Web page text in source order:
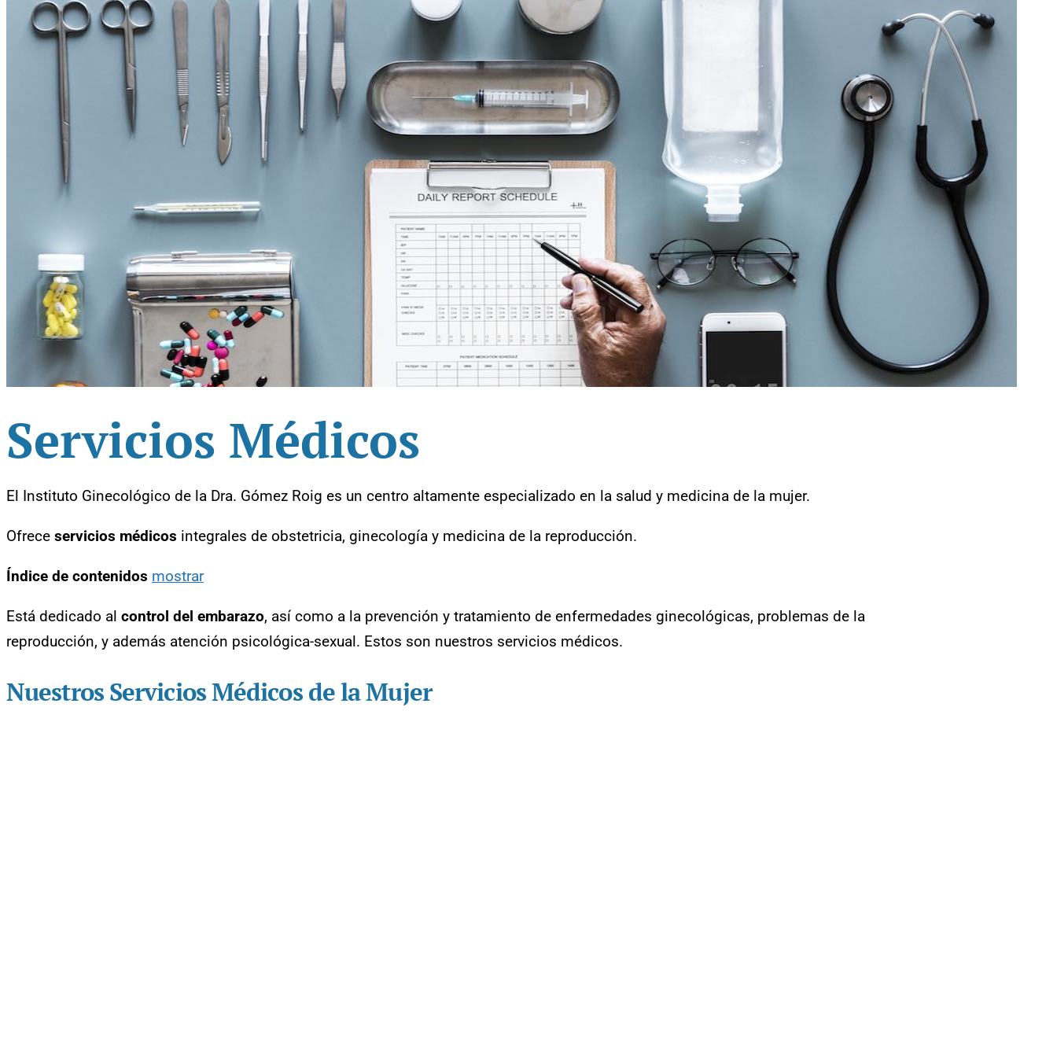
Servicios Médicos
El Instituto Ginecológico de la Dra. Gómez Roig es un centro altamente especializado en la salud y medicina de la mujer.
Ofrece servicios médicos integrales de obstetricia, ginecología y medicina de la reproducción.
Índice de contenidos mostrar
Está dedicado al control del embarazo, así como a la prevención y tratamiento de enfermedades ginecológicas, problemas de la
reproducción, y además atención psicológica-sexual. Estos son nuestros servicios médicos.
Nuestros Servicios Médicos de la Mujer